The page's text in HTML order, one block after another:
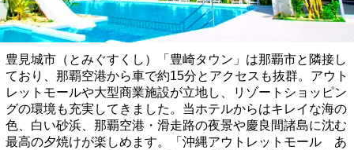
豊見城市（とみぐすくし）「豊崎タウン」は那覇市と隣接し
ており、那覇空港から車で約15分とアクセスも抜群。アウト
レットモールや大型商業施設が立地し、リゾートショッピン
グの環境も充実してきました。当ホテルからはキレイな海の
色、白い砂浜、那覇空港・滑走路の夜景や慶良間諸島に沈む
最高の夕焼けが楽しめます。「沖縄アウトレットモール あ